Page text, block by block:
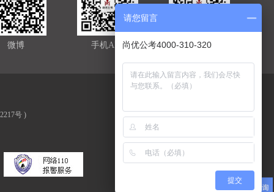
官方微信
手机APP
微博
号 )
请您留言
尚优公考4000-310-320
提交